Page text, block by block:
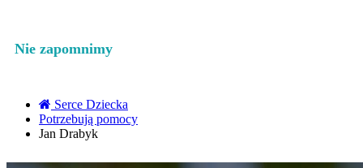
Nie zapomnimy
Serce Dziecka
Potrzebują pomocy
Jan Drabyk